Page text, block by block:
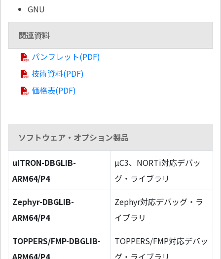
GNU
関連資料
パンフレット(PDF)
技術資料(PDF)
価格表(PDF)
ソフトウェア・オプション製品
uITRON-DBGLIB-
ARM64/P4
µC3、NORTi対応デバッ
グ・ライブラリ
Zephyr-DBGLIB-
ARM64/P4
Zephyr対応デバッグ・ラ
イブラリ
TOPPERS/FMP-DBGLIB-
ARM64/P4
TOPPERS/FMP対応デバッ
グ・ライブラリ